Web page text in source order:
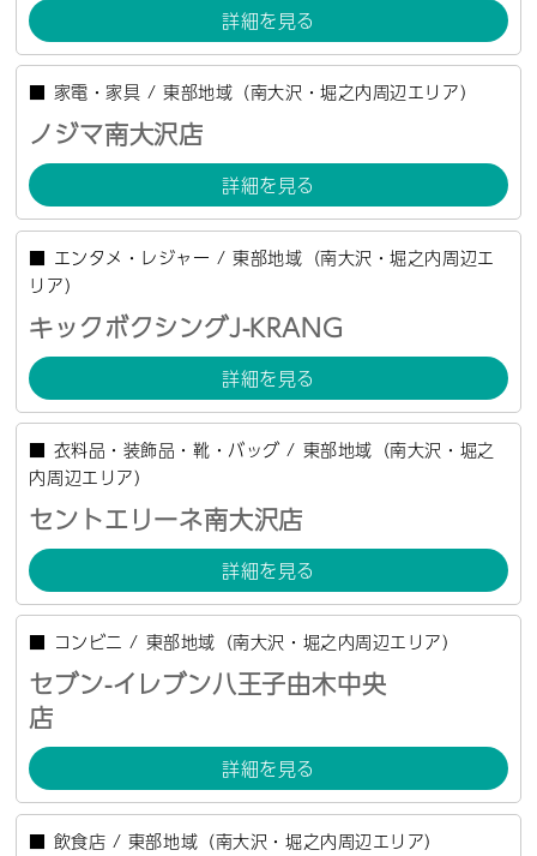
詳細を見る
■ 家電・家具 /東部地域（南大沢・堀之内周辺エリア）
ノジマ南大沢店
詳細を見る
■ エンタメ・レジャー /東部地域（南大沢・堀之内周辺エ
リア）
キックボクシングJ-KRANG
詳細を見る
■ 衣料品・装飾品・靴・バッグ / 東部地域（南大沢・堀之
内周辺エリア）
セントエリーネ南大沢店
詳細を見る
■ コンビニ / 東部地域（南大沢・堀之内周辺エリア）
セブン-イレブン八王子由木中央
店
詳細を見る
■ 飲食店 / 東部地域（南大沢・堀之内周辺エリア）